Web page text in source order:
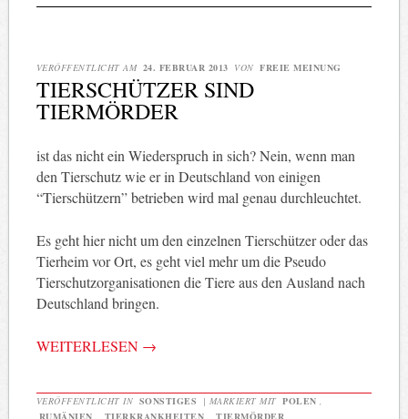
VERÖFFENTLICHT AM 24. FEBRUAR 2013 VON FREIE MEINUNG
TIERSCHÜTZER SIND
TIERMÖRDER
ist das nicht ein Wiederspruch in sich? Nein, wenn man
den Tierschutz wie er in Deutschland von einigen
“Tierschützern” betrieben wird mal genau durchleuchtet.
Es geht hier nicht um den einzelnen Tierschützer oder das
Tierheim vor Ort, es geht viel mehr um die Pseudo
Tierschutzorganisationen die Tiere aus den Ausland nach
Deutschland bringen.
WEITERLESEN →
VERÖFFENTLICHT IN SONSTIGES | MARKIERT MIT POLEN
RUMÄNIEN
TIERKRANKHEITEN TIERMÖRDER